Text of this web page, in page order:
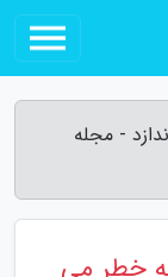
- مجله
خطر می